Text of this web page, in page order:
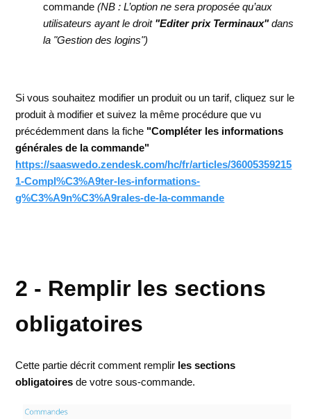
commande(NB : L’option ne sera proposée qu’aux
utilisateurs ayant le droit "Editer prix Terminaux"dans
la "Gestion des logins")
Si vous souhaitez modifier un produit ou un tarif, cliquez sur le
produit à modifier et suivez la même procédure que vu
précédemment dans la fiche "Compléter les informations
générales de la commande"
https://saaswedo.zendesk.com/hc/fr/articles/36005359215
1-Compl%C3%A9ter-les-informations-
g%C3%A9n%C3%A9rales-de-la-commande
2 - Remplir les sections
obligatoires
Cette partie décrit comment remplir les sections
obligatoires de votre sous-commande.